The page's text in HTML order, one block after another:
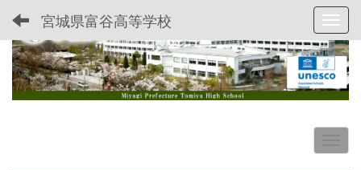
宮城県富谷高等学校